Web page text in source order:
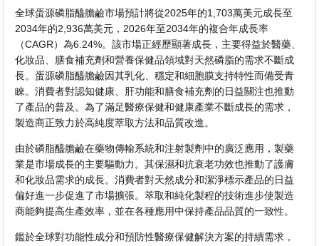
全球蛋源磷脂醯膽鹼市場預計將從2025年的1,703萬美元成長至
2034年的2,936萬美元，2026年至2034年的複合年成長率
（CAGR）為6.24%。該市場正經歷顯著成長，主要得益於醫藥、
化妝品、膳食補充劑和營養保健品領域對天然磷脂的需求不斷成
長。蛋源磷脂醯膽鹼因其乳化、穩定和細胞膜支持特性而備受青
睞。消費者對認知健康、肝功能和膳食補充劑的日益關注也推動
了產品的普及。為了滿足醫療保健和健康產業不斷成長的需求，
製造商正致力於高純度萃取方法和品質改進。
由於磷脂醯膽鹼在藥物傳輸系統和注射製劑中的廣泛應用，製藥
業是市場成長的主要驅動力。其保濕和抗衰老功效也推動了護膚
和化妝品需求的成長。消費者對天然成分和潔淨標示產品的日益
偏好進一步促進了市場擴張。萃取和純化製程的技術進步使製造
商能夠提高生產效率，並在各種應用中保持產品品質的一致性。
鑑於全球對功能性成分和預防性醫療保健解決方案的持續需求，